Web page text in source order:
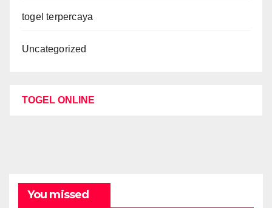
togel terpercaya
Uncategorized
TOGEL ONLINE
You missed